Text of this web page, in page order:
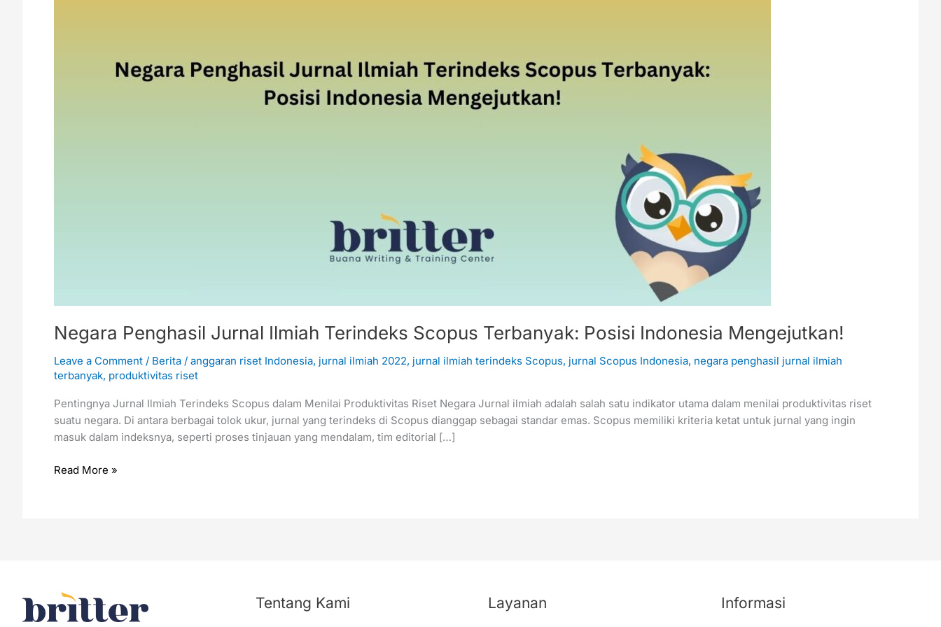
Negara Penghasil Jurnal Ilmiah Terindeks Scopus Terbanyak: Posisi Indonesia Mengejutkan!
Leave a Comment / Berita / anggaran riset Indonesia, jurnal ilmiah 2022, jurnal ilmiah terindeks Scopus, jurnal Scopus Indonesia, negara penghasil jurnal ilmiah
terbanyak, produktivitas riset
Pentingnya Jurnal Ilmiah Terindeks Scopus dalam Menilai Produktivitas Riset Negara Jurnal ilmiah adalah salah satu indikator utama dalam menilai produktivitas riset
suatu negara. Di antara berbagai tolok ukur, jurnal yang terindeks di Scopus dianggap sebagai standar emas. Scopus memiliki kriteria ketat untuk jurnal yang ingin
masuk dalam indeksnya, seperti proses tinjauan yang mendalam, tim editorial […]
Mengejutkan!
Read More »
Tentang Kami Layanan Informasi